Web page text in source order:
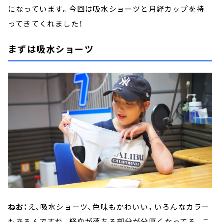
になっています。今回は吸水ショーツと月経カップを持
ってきてくれました！
まずは吸水ショーツ
ねお： え、吸水ショーツ、色味もかわいい。いろんなカラー